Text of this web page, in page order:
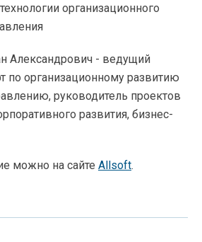
организационного
Александрович - ведущий
по организационному развитию
руководитель проектов
развития, бизнес-
можно на сайте Allsoft.